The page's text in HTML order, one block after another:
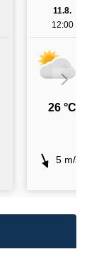
11.8.
12:00
26 °C
5 m/s